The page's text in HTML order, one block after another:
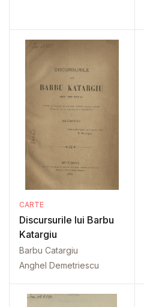
CARTE
Discursurile lui Barbu
Katargiu
Barbu Catargiu
Anghel Demetriescu